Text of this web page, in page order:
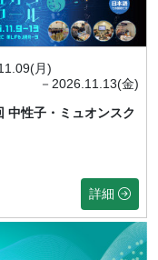
で歴史を探る ー加
ノンを観測
」を岡崎に整備 ー
端実験にアクセスで
究会を開催―開発の
する報告書について
～惑星のかけらに見
月)
－2026.11.13(金)
中性子・ミュオンスク
詳細